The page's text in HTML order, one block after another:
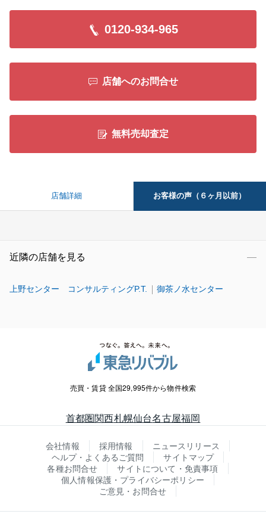
0120-934-965
店舗へのお問合せ
無料売却査定
店舗詳細 お客様の声（６ヶ月以前）
近隣の店舗を見る
上野センター コンサルティングP.T. 御茶ノ水センター
売買・賃貸 全国29,995件から物件検索
首都圏関西札幌仙台名古屋福岡
会社情報 採用情報
ニュースリリース
ヘルプ・よくあるご質問
サイトマップ
各種お問合せ
サイトについて・免責事項
個人情報保護・プライバシーポリシー
ご意見・お問合せ